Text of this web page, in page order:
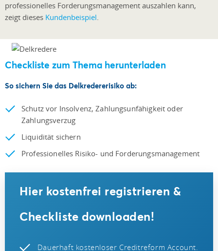
professionelles Forderungsmanagement auszahlen kann,
zeigt dieses Kundenbeispiel.
Checkliste zum Thema herunterladen
So sichern Sie das Delkredererisiko ab:
Schutz vor Insolvenz, Zahlungsunfähigkeit oder
Zahlungsverzug
Liquidität sichern
Professionelles Risiko- und Forderungsmanagement
Hier kostenfrei registrieren &
Checkliste downloaden!
Dauerhaft kostenloser Creditreform Account.